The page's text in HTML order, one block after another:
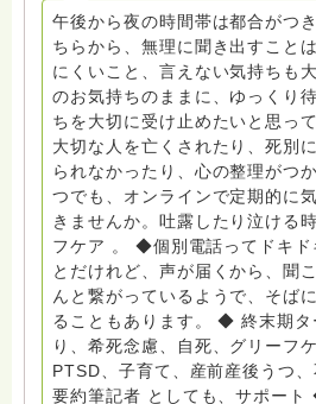
員、女性支援員、小学校 中学校
サポートをしています。 ◆一般社団法人『グリーフケア
ともしび』理事長 【ともしび遺
金・昼夜2回開催（大阪駅前第3ビル） 14：00〜
00〜 お問い合わせ申込⬇️こちらか
griefcare.tomoshibi@icloud.com ＊この活動は皆さま
のご支援により支えられておりま
お願いします。 ゆうちょ銀行 口座番号 普通408-
6452769 一般社団法人グリーフケアともしび ◆『ビハ
ーラサロン おしゃべりカフェひ
山代表 居場所運営 問い合わせ申
griefcare.tomoshibi@icloud.com ◆GEはしもとサピ
イエ 所属 （Gender Equity 誰も
とができる社会をめざして）DV・女性支
京都自死自殺相談センターSotto
員長（2018〜2024） ◆保育士.幼稚園教諭.小学校教諭.
午後から夜の時間帯は都合がつ
ちらから、無理に聞き出すこと
にくいこと、言えない気持ちも
のお気持ちのままに、ゆっくり
ちを大切に受け止めたいと思っ
大切な人を亡くされたり、死別
られなかったり、心の整理がつ
つでも、オンラインで定期的に
きませんか。吐露したり泣ける
フケア 。 ◆個別電話ってドキド
とだけれど、声が届くから、聞
んと繋がっているようで、そば
ることもあります。 ◆ 終末期タ
り、希死念慮、自死、グリーフ
PTSD、子育て、産前産後うつ、
要約筆記者 としても、サポー